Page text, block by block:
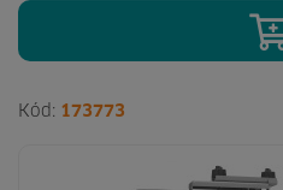
Kód: 173773